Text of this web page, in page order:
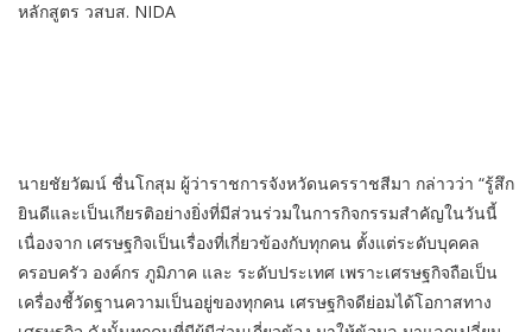
หลักสูตร วสบส. NIDA
นายชัยวัฒน์ ชื่นโกสุม ผู้ว่าราชการจังหวัดนครราชสีมา กล่าวว่า “รู้สึก
ยินดีและเป็นเกียรติอย่างยิ่งที่มีส่วนร่วมในการกิจกรรมสำคัญในวันนี้
เนื่องจาก เศรษฐกิจเป็นเรื่องที่เกี่ยวข้องกับทุกคน ตั้งแต่ระดับบุคคล
ครอบครัว องค์กร ภูมิภาค และ ระดับประเทศ เพราะเศรษฐกิจถือเป็น
เครื่องชี้วัดฐานความเป็นอยู่ของทุกคน เศรษฐกิจดีย่อมได้โอกาสทาง